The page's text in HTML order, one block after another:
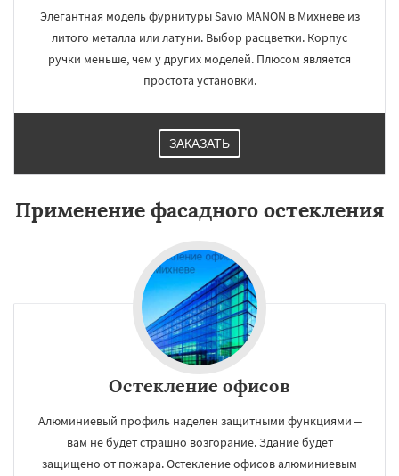
Элегантная модель фурнитуры Savio MANON в Михневе из
литого металла или латуни. Выбор расцветки. Корпус
ручки меньше, чем у других моделей. Плюсом является
простота установки.
ЗАКАЗАТЬ
Применение фасадного остекления
Остекление офисов
Алюминиевый профиль наделен защитными функциями –
вам не будет страшно возгорание. Здание будет
защищено от пожара. Остекление офисов алюминиевым